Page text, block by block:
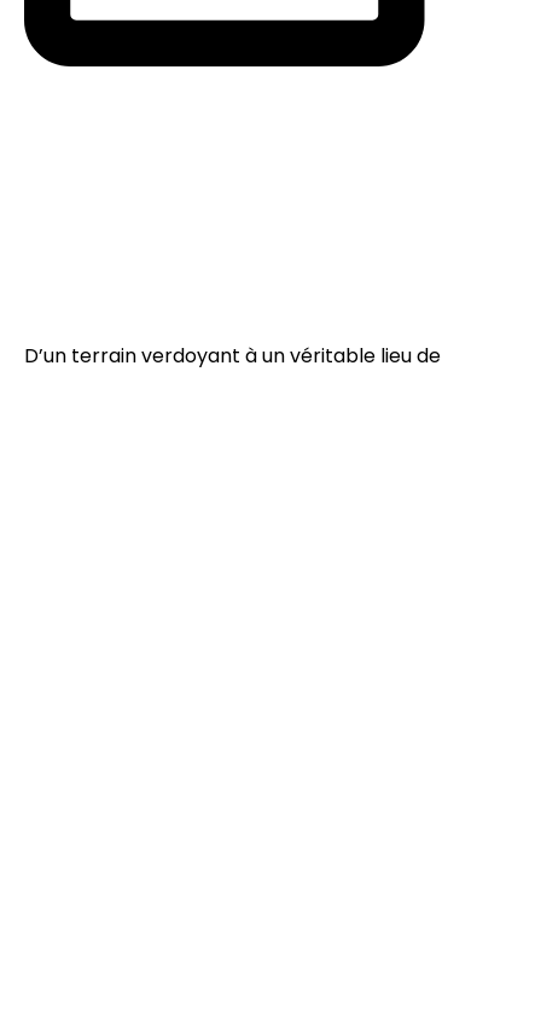
D’un terrain verdoyant à un véritable lieu de